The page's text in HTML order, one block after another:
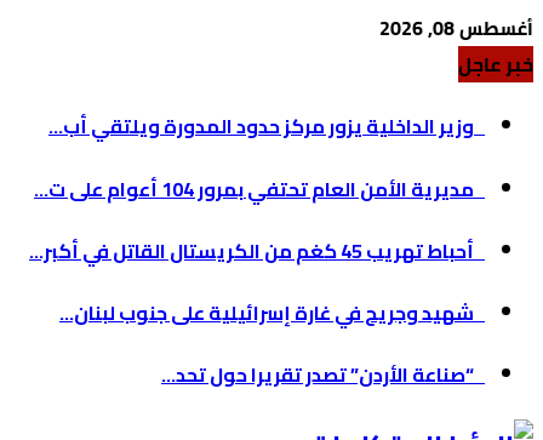
أغسطس 08, 2026
خبر عاجل
وزير الداخلية يزور مركز حدود المدورة ويلتقي أب...
مديرية الأمن العام تحتفي بمرور 104 أعوام على ت...
أحباط تهريب 45 كغم من الكريستال القاتل في أكبر...
شهيد وجريح في غارة إسرائيلية على جنوب لبنان...
“صناعة الأردن” تصدر تقريرا حول تحد...